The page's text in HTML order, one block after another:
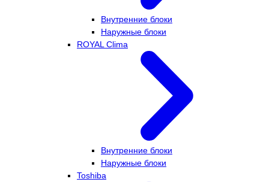
Внутренние блоки
Наружные блоки
ROYAL Clima
Внутренние блоки
Наружные блоки
Toshiba